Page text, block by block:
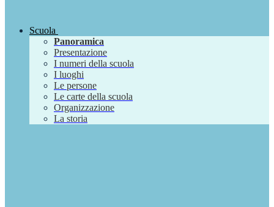
Scuola
Panoramica
Presentazione
I numeri della scuola
I luoghi
Le persone
Le carte della scuola
Organizzazione
La storia